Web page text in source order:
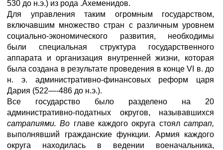
530 до н.э.) из рода .Ахеменидов.
Для управления таким огромным государством,
включавшим множество стран с различным уровнем
социально-экономического развития, необходимы
были специальная структура государственного
аппарата и организация внутренней жизни, которая
была создана в результате проведения в конце VI в. до
н. э. административно-финансовых реформ царя
Дария (522—-486 до н.э.).
Все государство было разделено на 20
административно-податных округов, называвшихся
сатрапиями. Во главе каждого округа стоялсатрап,
выполнявший гражданские функции. Армия каждого
округа находилась в ведении военачальника,